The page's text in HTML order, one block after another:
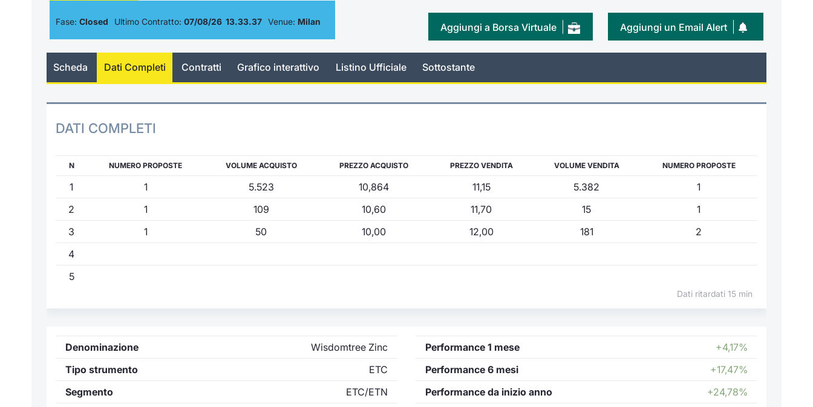
Fase: Closed Ultimo Contratto: 07/08/26 13.33.37 Venue: Milan Aggiungi un Email Alert
Aggiungi a Borsa Virtuale
Scheda Dati Completi Contratti Grafico interattivo Listino Ufficiale Sottostante
DATI COMPLETI
N NUMERO PROPOSTE VOLUME ACQUISTO PREZZO ACQUISTO PREZZO VENDITA VOLUME VENDITA NUMERO PROPOSTE
1 1 5.523 10,864 11,15 5.382
1
2
1 109 10,60 11,70 15
1
3
1 50 10,00 12,00 181
2
4
5
Dati ritardati 15 min
Denominazione
Wisdomtree Zinc
Tipo strumento
ETC
Segmento
ETC/ETN
Performance 1 mese
+4,17%
Performance 6 mesi
+17,47%
Performance da inizio anno
+24,78%